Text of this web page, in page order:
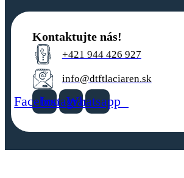
Kontaktujte nás!
+421 944 426 927
info@dtftlaciaren.sk
FacebookInstagramWhatsapp